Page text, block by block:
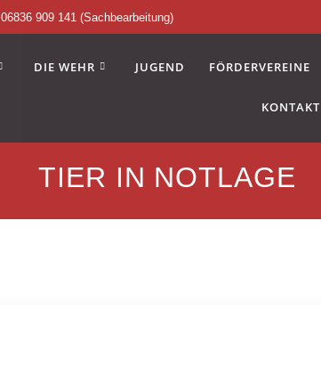
06836 909 141 (Sachbearbeitung)
DIE WEHR JUGEND FÖRDERVEREINE
KONTAKT
TIER IN NOTLAGE